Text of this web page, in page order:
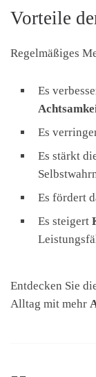
Vorteile
Regelmäßiges
Es
Es
Es stärkt
Es fördert
Es steigert
Entdecken Sie
Alltag mit mehr